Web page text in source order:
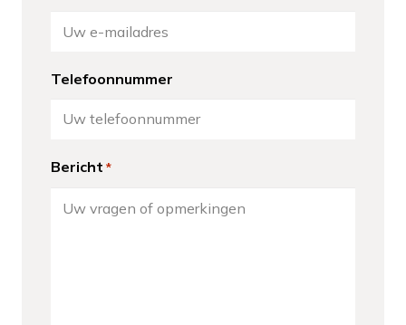
Telefoonnummer
Bericht *